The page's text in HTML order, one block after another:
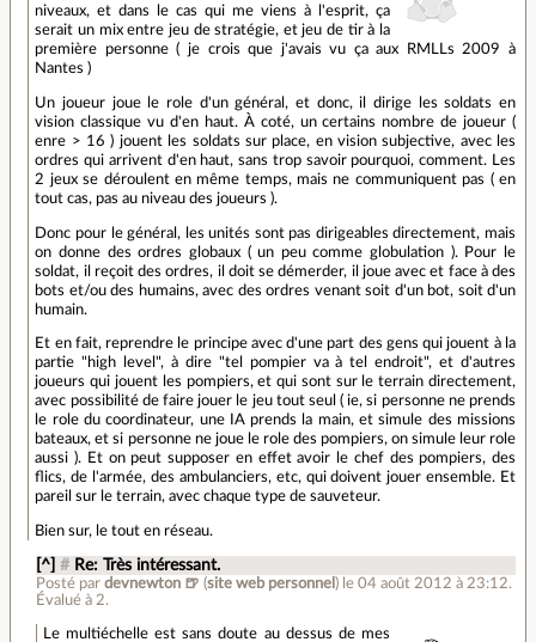
niveaux, et dans le cas qui me viens à l'esprit, ça
serait un mix entre jeu de stratégie, et jeu de tir à la
première personne ( je crois que j'avais vu ça aux RMLLs 2009 à
Nantes )
Un joueur joue le role d'un général, et donc, il dirige les soldats en
vision classique vu d'en haut. À coté, un certains nombre de joueur (
enre > 16 ) jouent les soldats sur place, en vision subjective, avec les
ordres qui arrivent d'en haut, sans trop savoir pourquoi, comment. Les
2 jeux se déroulent en même temps, mais ne communiquent pas ( en
tout cas, pas au niveau des joueurs ).
Donc pour le général, les unités sont pas dirigeables directement, mais
on donne des ordres globaux ( un peu comme globulation ). Pour le
soldat, il reçoit des ordres, il doit se démerder, il joue avec et face à des
bots et/ou des humains, avec des ordres venant soit d'un bot, soit d'un
humain.
Et en fait, reprendre le principe avec d'une part des gens qui jouent à la
partie "high level", à dire "tel pompier va à tel endroit", et d'autres
joueurs qui jouent les pompiers, et qui sont sur le terrain directement,
avec possibilité de faire jouer le jeu tout seul ( ie, si personne ne prends
le role du coordinateur, une IA prends la main, et simule des missions
bateaux, et si personne ne joue le role des pompiers, on simule leur role
aussi ). Et on peut supposer en effet avoir le chef des pompiers, des
flics, de l'armée, des ambulanciers, etc, qui doivent jouer ensemble. Et
pareil sur le terrain, avec chaque type de sauveteur.
Bien sur, le tout en réseau.
[^] # Re: Très intéressant.
Posté par devnewton 🍺 (site web personnel ) le 04 août 2012 à 23:12.
Évalué à 2.
Le multiéchelle est sans doute au dessus de mes